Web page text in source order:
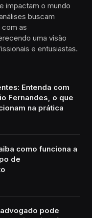
impactam o mundo
buscam
com as
uma visão
e entusiastas.
Entenda com
Fernandes, o que
na prática
como funciona a
de
pode